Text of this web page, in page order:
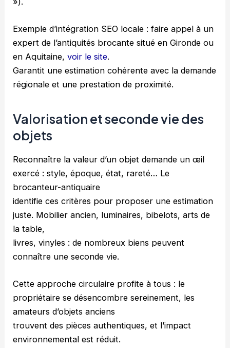
Exemple d’intégration SEO locale : faire appel à un
expert de l’antiquités brocante situé en Gironde ou
en Aquitaine,voir le site.
Garantit une estimation cohérente avec la demande
régionale et une prestation de proximité.
Valorisation et seconde vie des
objets
Reconnaître la valeur d’un objet demande un œil
exercé : style, époque, état, rareté… Le
brocanteur-antiquaire
identifie ces critères pour proposer une estimation
juste. Mobilier ancien, luminaires, bibelots, arts de
la table,
livres, vinyles : de nombreux biens peuvent
connaître une seconde vie.
Cette approche circulaire profite à tous : le
propriétaire se désencombre sereinement, les
amateurs d’objets anciens
trouvent des pièces authentiques, et l’impact
environnemental est réduit.